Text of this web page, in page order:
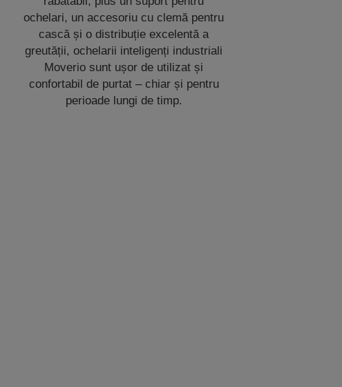
ochelari, un accesoriu cu clemă pentru
cască și o distribuție excelentă a
greutății, ochelarii inteligenți industriali
Moverio sunt ușor de utilizat și
confortabil de purtat – chiar și pentru
perioade lungi de timp.